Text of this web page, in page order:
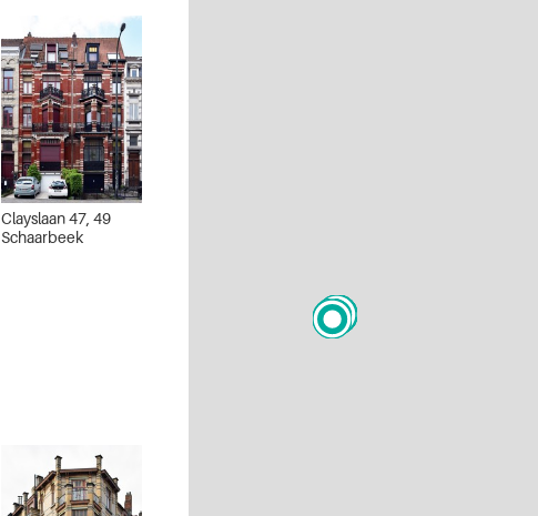
Clayslaan 47, 49
Schaarbeek